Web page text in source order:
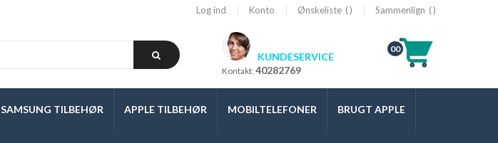
Log ind Konto Ønskeliste Sammenlign
KUNDESERVICE
Kontakt: 40282769
00
SAMSUNG TILBEHØR APPLE TILBEHØR MOBILTELEFONER BRUGT APPLE